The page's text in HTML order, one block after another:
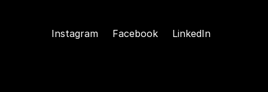
Instagram Facebook LinkedIn